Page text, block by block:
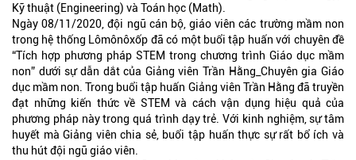
Kỹ thuật (Engineering) và Toán học (Math).
Ngày 08/11/2020, đội ngũ cán bộ, giáo viên các trường mầm non
trong hệ thống Lômônôxốp đã có một buổi tập huấn với chuyên đề
“Tích hợp phương pháp STEM trong chương trình Giáo dục mầm
non” dưới sự dẫn dắt của Giảng viên Trần Hằng_Chuyên gia Giáo
dục mầm non. Trong buổi tập huấn Giảng viên Trần Hằng đã truyền
đạt những kiến thức về STEM và cách vận dụng hiệu quả của
phương pháp này trong quá trình dạy trẻ. Với kinh nghiệm, sự tâm
huyết mà Giảng viên chia sẻ, buổi tập huấn thực sự rất bổ ích và
thu hút đội ngũ giáo viên.